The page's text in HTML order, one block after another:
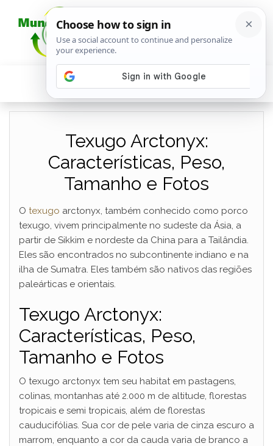
Texugo Arctonyx:
Características, Peso,
Tamanho e Fotos
O texugo arctonyx, também conhecido como porco
texugo, vivem principalmente no sudeste da Ásia, a
partir de Sikkim e nordeste da China para a Tailândia.
Eles são encontrados no subcontinente indiano e na
ilha de Sumatra. Eles também são nativos das regiões
paleárticas e orientais.
Texugo Arctonyx:
Características, Peso,
Tamanho e Fotos
O texugo arctonyx tem seu habitat em pastagens,
colinas, montanhas até 2.000 m de altitude, florestas
tropicais e semi tropicais, além de florestas
cauducifólias. Sua cor de pele varia de cinza escuro a
marrom, enquanto a cor da cauda varia de branco a